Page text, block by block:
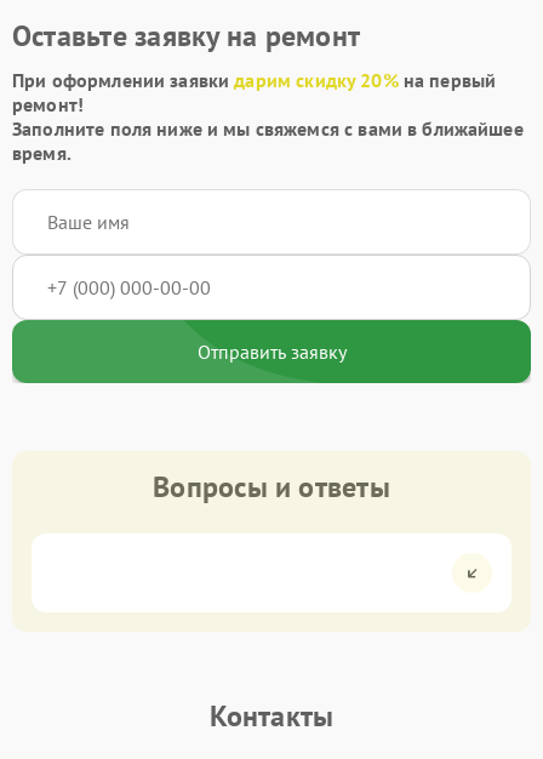
Оставьте заявку на ремонт
При оформлении заявкидарим скидку 20%на первый
ремонт!
Заполните поля ниже и мы свяжемся с вами в ближайшее
время.
Отправить заявку
Вопросы и ответы
Контакты